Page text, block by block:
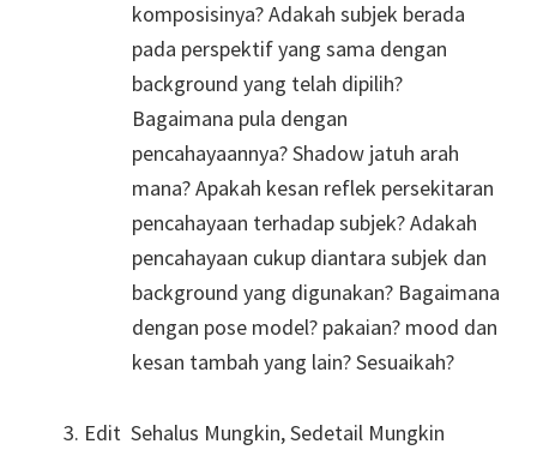
komposisinya? Adakah subjek berada
pada perspektif yang sama dengan
background yang telah dipilih?
Bagaimana pula dengan
pencahayaannya? Shadow jatuh arah
mana? Apakah kesan reflek persekitaran
pencahayaan terhadap subjek? Adakah
pencahayaan cukup diantara subjek dan
background yang digunakan? Bagaimana
dengan pose model? pakaian? mood dan
kesan tambah yang lain? Sesuaikah?
Edit Sehalus Mungkin, Sedetail Mungkin